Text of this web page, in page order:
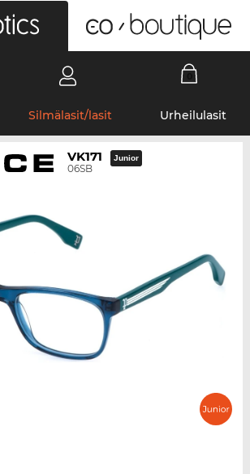
Silmälasit/lasit Urheilulasit
VK171
06SB
Junior